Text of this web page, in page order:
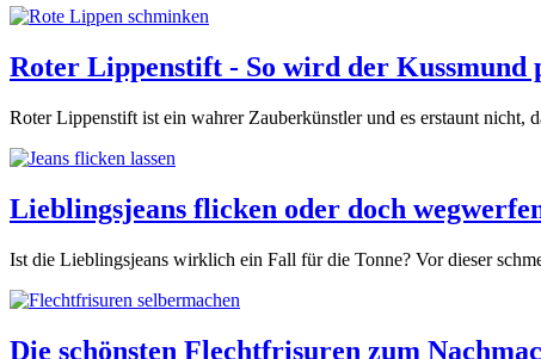
Roter Lippenstift - So wird der Kussmund
Roter Lippenstift ist ein wahrer Zauberkünstler und es erstaunt nicht,
Lieblingsjeans flicken oder doch
Ist die Lieblingsjeans wirklich ein Fall für die Tonne? Vor dieser
Die schönsten Flechtfrisuren zum